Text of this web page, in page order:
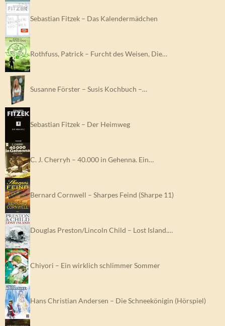
Sebastian Fitzek – Das Kalendermädchen
Rothfuss, Patrick – Furcht des Weisen, Die…
Susanne Förster – Susis Kochbuch –…
Sebastian Fitzek – Der Heimweg
C. J. Cherryh – 40.000 in Gehenna. Ein…
Bernard Cornwell – Sharpes Feind (Sharpe 11)
Douglas Preston/Lincoln Child – Lost Island.…
Chiyori – Ein wirklich schlimmer Sommer
Hans Christian Andersen – Die Schneekönigin (Hörspiel)